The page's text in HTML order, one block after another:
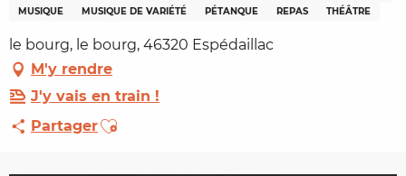
MUSIQUE
MUSIQUE DE VARIÉTÉ PÉTANQUE REPAS THÉÂTRE
le bourg, le bourg, 46320 Espédaillac
M'y rendre
J'y vais en train !
PartagerAjouter aux favoris